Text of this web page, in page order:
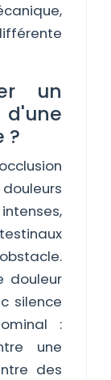
un
?
douleur
silence
:
une
des